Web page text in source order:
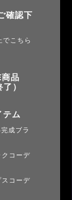
確認下
こちら
品
）
ム
成ブラ
コーデ
コーデ